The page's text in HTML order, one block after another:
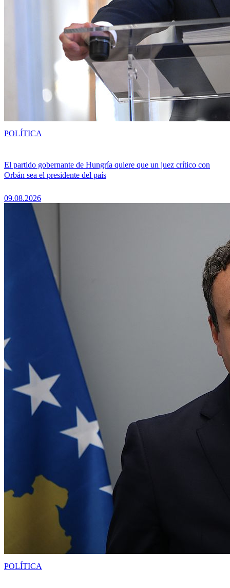
El partido gobernante de Hungría quiere que un juez crítico con
Orbán sea el presidente del país
09.08.2026
POLÍTICA
POLÍTICA